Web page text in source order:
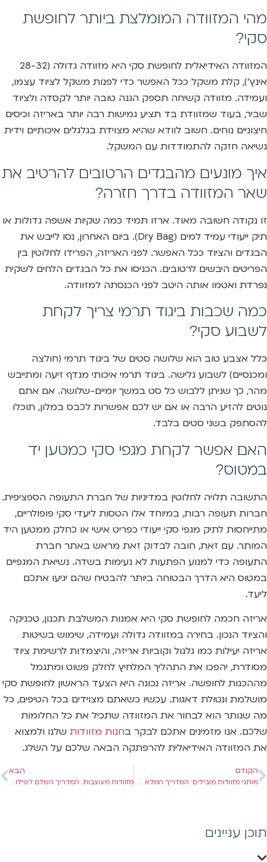
מהי המזוודה המומלצת ביותר לחופשת
סקי?
המזוודה האידיאלית לחופשת סקי היא מזוודה גדולה (28-32
אינץ’), קלת משקל ככל האפשר כדי לפנות משקל לציוד עצמו,
ועמידה. מזוודה קשיחה תספק הגנה טובה יותר לקסדה ולציוד
שביר, בעוד שמזוודת בד תציע גמישות רבה יותר באריזה וכיסים
חיצוניים נוחים. חשוב לוודא שהיא מצוידת בגלגלים איכותיים וידית
נשיאה חזקה להתמודדות עם המשקל.
איך מונעים מהבגדים הרטובים להרטיב את
שאר המזוודה בדרך חזרה?
זו נקודה חשובה מאוד. ארזו תמיד כמה שקיות אשפה גדולות או
תיק ייעודי עמיד למים (Dry Bag). ביום האחרון, נסו לייבש את
הבגדים והציוד ככל האפשר. לפני האריזה, הפרידו לחלוטין בין
הפריטים היבשים לרטובים. הכניסו את כל הבגדים הלחים לשקית
נפרדת ואטמו אותה היטב לפני הכנסתה למזוודה.
כמה שכבות ביגוד תרמי צריך לקחת
לשבוע סקי?
כלל אצבע טוב הוא שלושה סטים של ביגוד תרמי (חולצה
ומכנסיים) לשבוע גלישה. ביגוד תרמי איכותי מנדף זיעה ומתייבש
מהר, כך שניתן ללבוש כל סט במשך יומיים-שלושה. אם אתם
נוטים להזיע הרבה או אם יש לכם אפשרות לכבס במלון, תוכלו
להסתפק בשני סטים בלבד.
האם אפשר לקחת מגפי סקי כמטען יד
במטוס?
התשובה תלויה לחלוטין במדיניות של חברת התעופה הספציפית.
חברות תעופה רבות, במיוחד אלו הטסות ליעדי סקי פופולריים,
מתייחסות לתיק מגפי סקי ייעודי כפריט אישי או כחלק ממטען היד
המותר. עם זאת, חובה לבדוק זאת מראש באתר חברת
התעופה כדי למנוע הפתעות לא נעימות בשדה. נשיאת המגפיים
במטוס היא הדרך הבטוחה ביותר להבטיח שהם יגיעו אתכם
ליעד.
אריזה חכמה לחופשת סקי היא אמנות המשלבת תכנון, טכניקה
והציוד הנכון. בחירה במזוודה גדולה ועמידה, שימוש בשיטות
אריזה יעילות כמו גלגול וקוביות אריזה, והיצמדות לרשימת ציוד
מסודרת, יהפכו את התהליך המלחיץ לחלק פשוט ומתגמל
מההכנות לחופשה. אריזה נכונה היא הצעד הראשון לחופשת סקי
מושלמת ונטולת דאגות. עכשיו כשאתם מצוידים בכל הטיפים, כל
מה שנותר הוא לבחור את המזוודה שתכיל את כל החלומות
שלכם. אנו מזמינים אתכם לבקר בחנות מזוודות שלנו ולמצוא
את המזוודה האידיאלית להרפתקה הבאה שלכם על השלג.
הקודם
מותגי מזוודות מובילים: המדריך המלא להשוואה בין סמסונייט, סוויס והמתחרים
הבא
מזוודות מעוצבות: המדריך השלם לשילוב מושלם בין סטייל, נוחות ואיכות
תוכן עניינים